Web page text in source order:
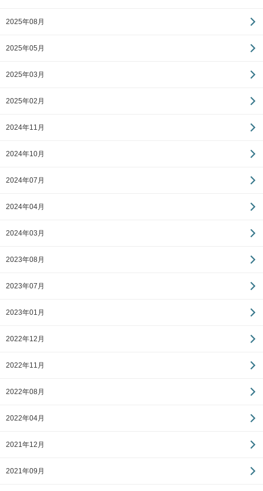
2025年08月
2025年05月
2025年03月
2025年02月
2024年11月
2024年10月
2024年07月
2024年04月
2024年03月
2023年08月
2023年07月
2023年01月
2022年12月
2022年11月
2022年08月
2022年04月
2021年12月
2021年09月